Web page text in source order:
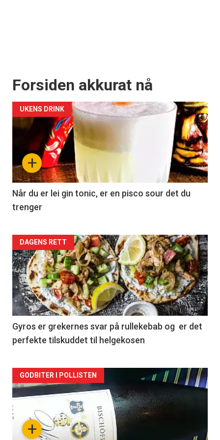
Forsiden akkurat nå
+
UKENS DRINK
Når du er lei gin tonic, er en pisco sour det du
trenger
Forsiden
akkurat
nå
-
2
DAGENS RETT
Gyros er grekernes svar på rullekebab og er det
perfekte tilskuddet til helgekosen
Forsiden
akkurat
nå+
GODBITER I POLLISTEN